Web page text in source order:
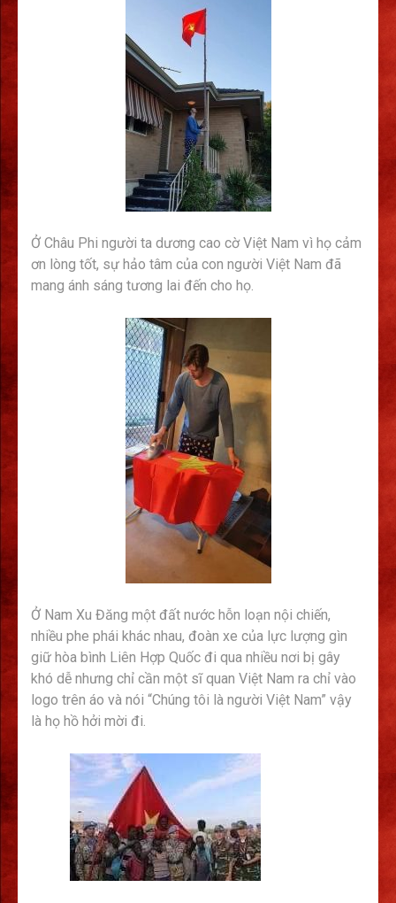
Ở Châu Phi người ta dương cao cờ Việt Nam vì họ cảm
ơn lòng tốt, sự hảo tâm của con người Việt Nam đã
mang ánh sáng tương lai đến cho họ.
Ở Nam Xu Đăng một đất nước hỗn loạn nội chiến,
nhiều phe phái khác nhau, đoàn xe của lực lượng gìn
giữ hòa bình Liên Hợp Quốc đi qua nhiều nơi bị gây
khó dễ nhưng chỉ cần một sĩ quan Việt Nam ra chỉ vào
logo trên áo và nói “Chúng tôi là người Việt Nam” vậy
là họ hồ hởi mời đi.